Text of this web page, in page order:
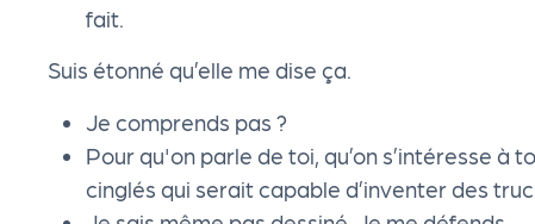
fait.
Suis étonné qu’elle me dise ça.
Je comprends pas ?
Pour qu'on parle de toi, qu’on s’intéresse à
cinglés qui serait capable d’inventer des
N
o